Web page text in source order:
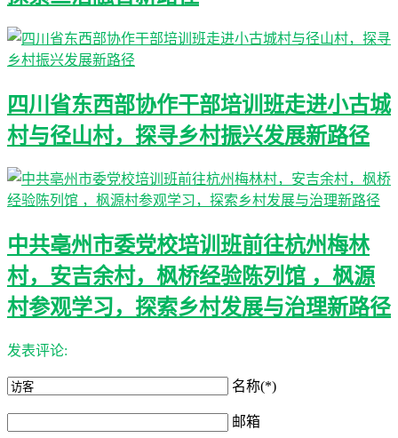
四川省东西部协作干部培训班走进小古城
村与径山村，探寻乡村振兴发展新路径
中共亳州市委党校培训班前往杭州梅林
村，安吉余村，枫桥经验陈列馆 ，枫源
村参观学习，探索乡村发展与治理新路径
发表评论:
名称(*)
邮箱